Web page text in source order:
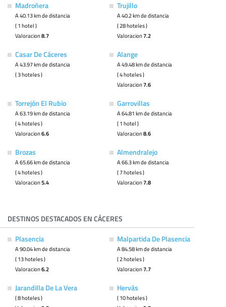
Madroñera
A 40.13 km de distancia
( 1 hotel )
Valoracion8.7
Trujillo
A 40.2 km de distancia
( 28 hoteles )
Valoracion7.2
Casar De Cáceres
A 43.97 km de distancia
( 3 hoteles )
Alange
A 49.48 km de distancia
( 4 hoteles )
Valoracion7.6
Torrejón El Rubio
A 63.19 km de distancia
( 4 hoteles )
Valoracion6.6
Garrovillas
A 64.81 km de distancia
( 1 hotel )
Valoracion8.6
Brozas
A 65.66 km de distancia
( 4 hoteles )
Valoracion5.4
Almendralejo
A 66.3 km de distancia
( 7 hoteles )
Valoracion7.8
DESTINOS DESTACADOS EN CÁCERES
Plasencia
A 90.04 km de distancia
( 13 hoteles )
Valoracion6.2
Malpartida De Plasencia
A 84.58 km de distancia
( 2 hoteles )
Valoracion7.7
Jarandilla De La Vera
( 8 hoteles )
Hervás
( 10 hoteles )